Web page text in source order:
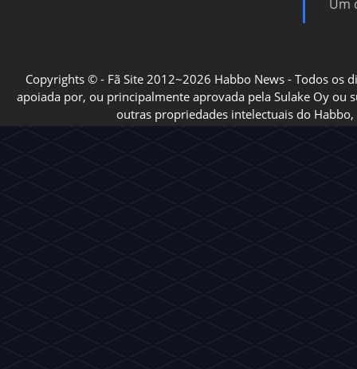
Um
Copyrights © - Fã Site 2012~2026 Habbo News - Todos os
apoiada por, ou principalmente aprovada pela Sulake Oy ou
outras propriedades intelectuais do